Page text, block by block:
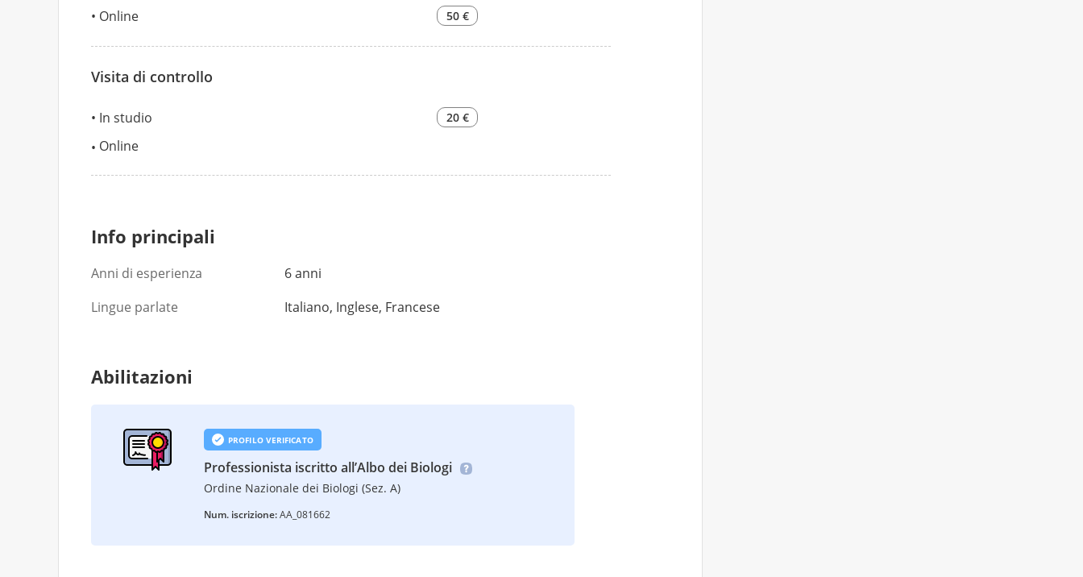
Online 50 €
Visita di controllo
In studio 20 €
Online
Info principali
Anni di esperienza
6 anni
Lingue parlate
Italiano, Inglese, Francese
Abilitazioni
PROFILO VERIFICATO
Professionista iscritto all’Albo dei Biologi
Ordine Nazionale dei Biologi (Sez. A)
Num. iscrizione:AA_081662